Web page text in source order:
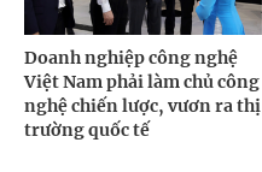
Doanh nghiệp công nghệ
Việt Nam phải làm chủ công
nghệ chiến lược, vươn ra thị
trường quốc tế